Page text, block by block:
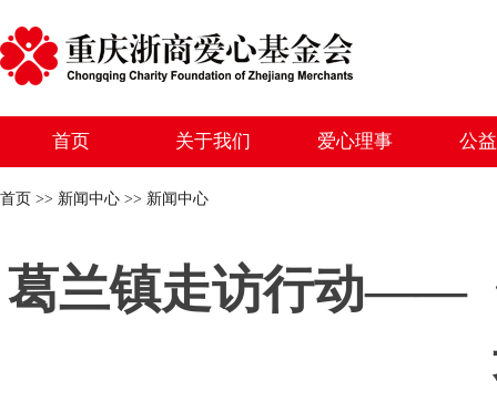
首页 关于我们 爱心理事 公
首页 >> 新闻中心 >> 新闻中心
葛兰镇走访行动——